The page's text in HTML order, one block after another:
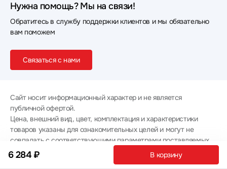
6 284 ₽ В корзину
Нужна помощь? Мы на связи!
Обратитесь в службу поддержки клиентов и мы обязательно
вам поможем
Связаться с нами
Сайт носит информационный характер и не является
публичной офертой.
Цена, внешний вид, цвет, комплектация и характеристики
товаров указаны для ознакомительных целей и могут не
совпадать с соответствующими параметрами поставляемых
товаров - уточняйте информацию у менеджера при
оформлении заказа.